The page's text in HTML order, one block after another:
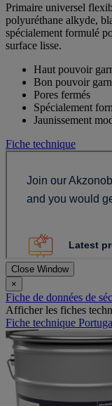
Primaire universel
polyuréthane alkyde,
spécialement formulé
surface lisse.
Haut pouvoir
Bon pouvoir
Pores fermés
Spécialement
Jaunissement
Fiche technique
Close Window
×
Fiche de données de
Afficher les fiches
Fiche technique